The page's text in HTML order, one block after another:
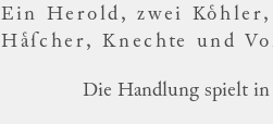
Ein Herold, zwei
Haͤſcher, Knechte und
Die Handlung spielt in